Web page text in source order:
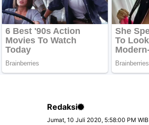
Redaksi
Jumat, 10 Juli 2020, 5:58:00 PM WIB